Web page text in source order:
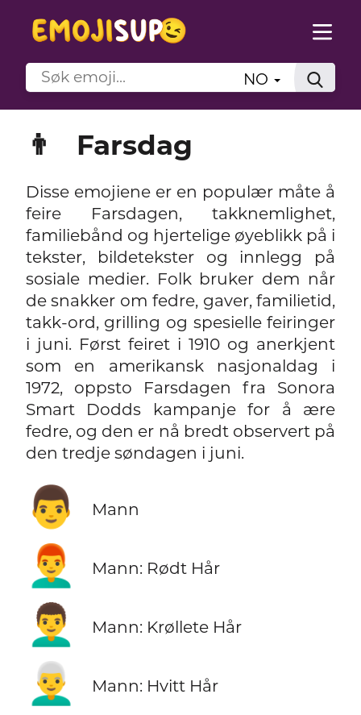
NO
👨 Farsdag
Disse emojiene er en populær måte å
feire Farsdagen, takknemlighet,
familiebånd og hjertelige øyeblikk på i
tekster, bildetekster og innlegg på
sosiale medier. Folk bruker dem når
de snakker om fedre, gaver, familietid,
takk-ord, grilling og spesielle feiringer
i juni. Først feiret i 1910 og anerkjent
som en amerikansk nasjonaldag i
1972, oppsto Farsdagen fra Sonora
Smart Dodds kampanje for å ære
fedre, og den er nå bredt observert på
den tredje søndagen i juni.
👨 Mann
👨‍🦰 Mann: Rødt Hår
👨‍🦱 Mann: Krøllete Hår
👨‍🦳 Mann: Hvitt Hår